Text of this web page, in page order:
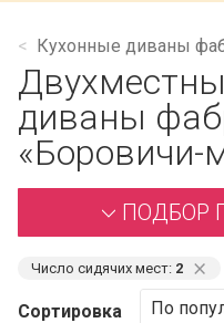
Кухонные диваны
диваны
«Боровичи-
ПОДБОР
Число сидячих мест: 2 ⨯
Сортировка